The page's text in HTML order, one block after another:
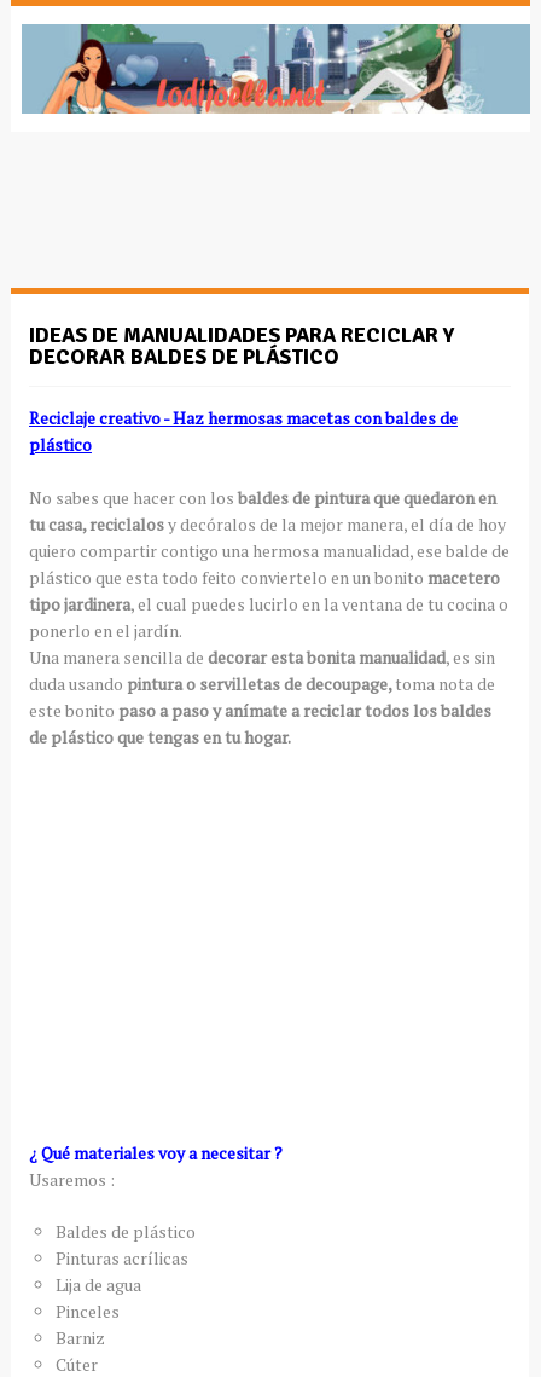
IDEAS DE MANUALIDADES PARA RECICLAR Y
DECORAR BALDES DE PLÁSTICO
Reciclaje creativo - Haz hermosas macetas con baldes de
plástico
No sabes que hacer con losbaldes de pintura que quedaron en
tu casa, reciclalosy decóralos de la mejor manera, el día de hoy
quiero compartir contigo una hermosa manualidad, ese balde de
plástico que esta todo feito conviertelo en un bonito macetero
tipo jardinera, el cual puedes lucirlo en la ventana de tu cocina o
ponerlo en el jardín.
Una manera sencilla de decorar esta bonita manualidad, es sin
duda usando pintura o servilletas de decoupage,toma nota de
este bonito paso a paso y anímate a reciclar todos los baldes
de plástico que tengas en tu hogar.
¿ Qué materiales voy a necesitar ?
Usaremos :
Baldes de plástico
Pinturas acrílicas
Lija de agua
Pinceles
Barniz
Cúter